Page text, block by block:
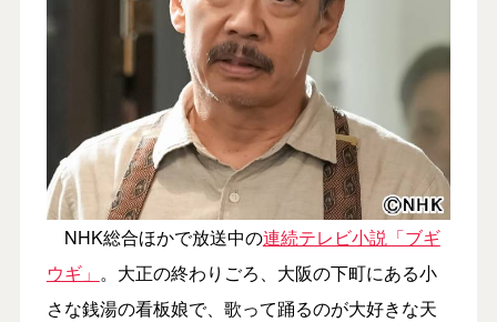
NHK総合ほかで放送中の連続テレビ小説「ブギ
ウギ」 。大正の終わりごろ、大阪の下町にある小
さな銭湯の看板娘で、歌って踊るのが大好きな天